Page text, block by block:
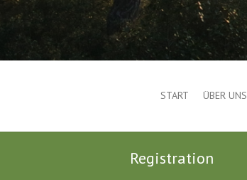
START ÜBER UNS
Registration